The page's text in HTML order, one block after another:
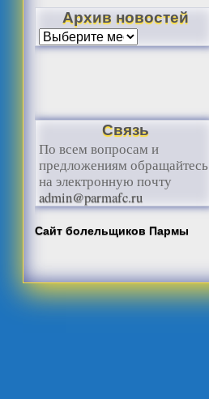
Архив новостей
Связь
По всем вопросам и
предложениям обращайтесь
на электронную почту
admin@parmafc.ru
Сайт болельщиков Пармы